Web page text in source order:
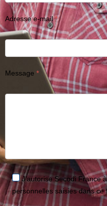
Adresse e-mail
Message
J'autorise Secodi France
personnelles saisies dans ce